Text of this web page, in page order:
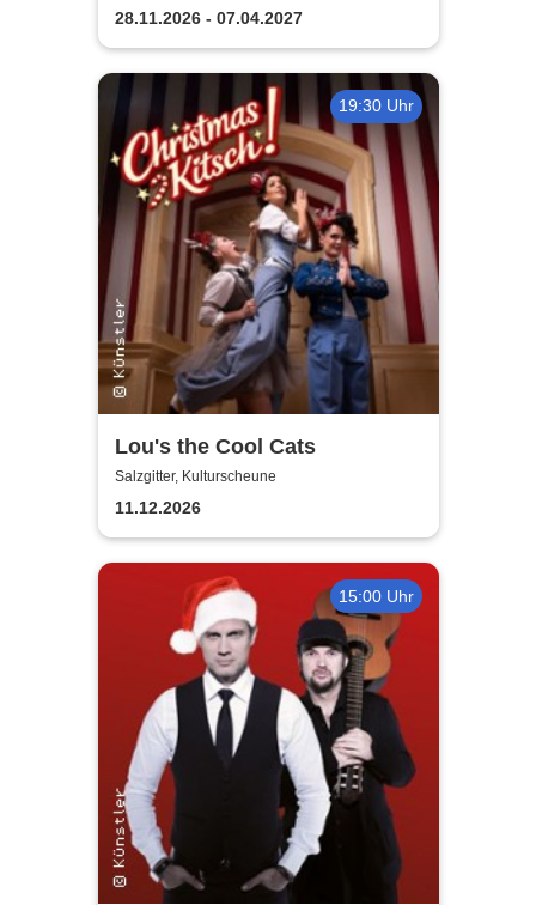
28.11.2026 - 07.04.2027
19:30 Uhr
Lou's the Cool Cats
Salzgitter, Kulturscheune
11.12.2026
15:00 Uhr